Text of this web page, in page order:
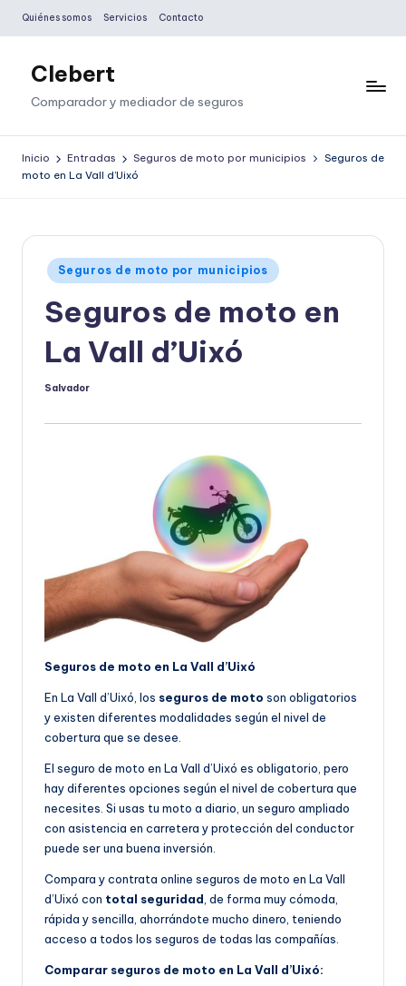
Saltar
contenido
Quiénes somos Servicios Contacto
Clebert
Comparador y mediador de seguros
Inicio Entradas Seguros de moto por municipios
Seguros de
moto en La Vall d’Uixó
Publicado
en
Seguros de moto por municipios
Seguros de moto en
La Vall d’Uixó
Publicado
Salvador
Seguros de moto en La Vall d’Uixó
En La Vall d’Uixó, los seguros de moto son obligatorios
y existen diferentes modalidades según el nivel de
cobertura que se desee.
El seguro de moto en La Vall d’Uixó es obligatorio, pero
hay diferentes opciones según el nivel de cobertura que
necesites. Si usas tu moto a diario, un seguro ampliado
con asistencia en carretera y protección del conductor
puede ser una buena inversión.
Compara y contrata online seguros de moto en La Vall
d’Uixó con total seguridad, de forma muy cómoda,
rápida y sencilla, ahorrándote mucho dinero, teniendo
acceso a todos los seguros de todas las compañías.
Comparar seguros de moto en La Vall d’Uixó: